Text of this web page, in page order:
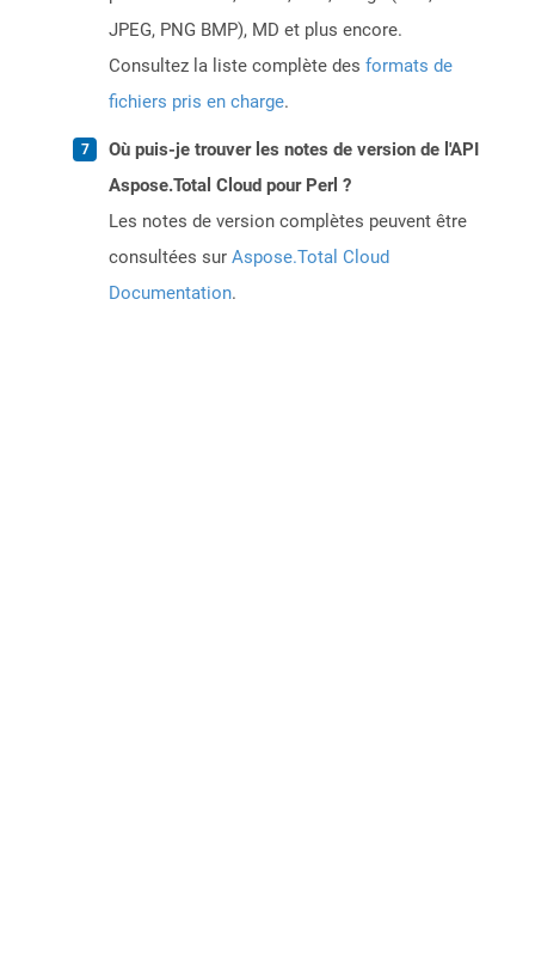
JPEG, PNG BMP), MD et plus encore.
Consultez la liste complète des formats de
fichiers pris en charge.
Où puis-je trouver les notes de version de l'API
Aspose.Total Cloud pour Perl ?
Les notes de version complètes peuvent être
consultées sur Aspose.Total Cloud
Documentation.